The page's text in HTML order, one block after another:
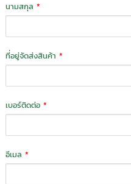
นามสกุล*
ที่อยู่จัดส่งสินค้า*
เบอร์ติดต่อ*
อีเมล*